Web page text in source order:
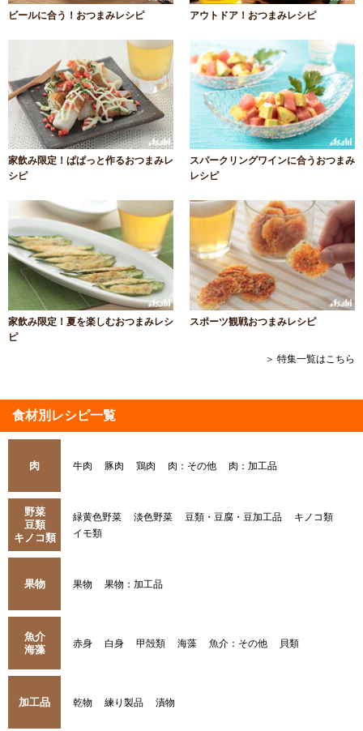
ビールに合う！おつまみレシピ アウトドア！おつまみレシピ
家飲み限定！ぱぱっと作るおつまみレ
シピ
スパークリングワインに合うおつまみ
レシピ
家飲み限定！夏を楽しむおつまみレシ
ピ
スポーツ観戦おつまみレシピ
＞ 特集一覧はこちら
食材別レシピ一覧
肉 牛肉 豚肉 鶏肉 肉：その他 肉：加工品
野菜
豆類
キノコ類
緑黄色野菜 淡色野菜 豆類・豆腐・豆加工品
キノコ類
イモ類
果物 果物 果物：加工品
魚介
海藻
赤身 白身 甲殻類 海藻 魚介：その他 貝類
加工品 乾物 練り製品 漬物